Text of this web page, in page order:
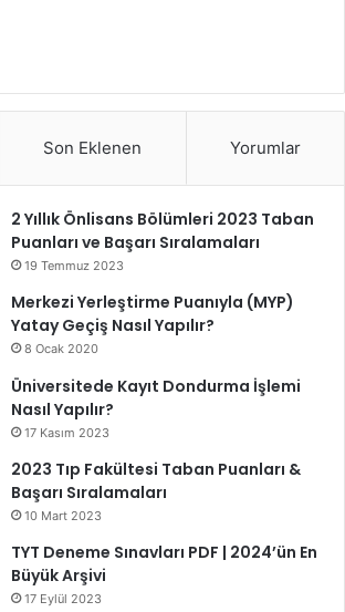
Son Eklenen Yorumlar
2 Yıllık Önlisans Bölümleri 2023 Taban
Puanları ve Başarı Sıralamaları
19 Temmuz 2023
Merkezi Yerleştirme Puanıyla (MYP)
Yatay Geçiş Nasıl Yapılır?
8 Ocak 2020
Üniversitede Kayıt Dondurma İşlemi
Nasıl Yapılır?
17 Kasım 2023
2023 Tıp Fakültesi Taban Puanları &
Başarı Sıralamaları
10 Mart 2023
TYT Deneme Sınavları PDF | 2024’ün En
Büyük Arşivi
17 Eylül 2023